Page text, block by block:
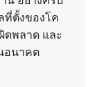
ที่ตั้งของโค
ดพลาด และ
อนาคต